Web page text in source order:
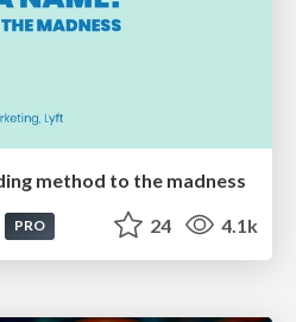
method to the madness
PRO 24 4.1k